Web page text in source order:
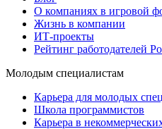
О компаниях в игровой
Жизнь в компании
ИТ-проекты
Рейтинг работодателей
Молодым специалистам
Карьера для молодых
Школа программистов
Карьера в